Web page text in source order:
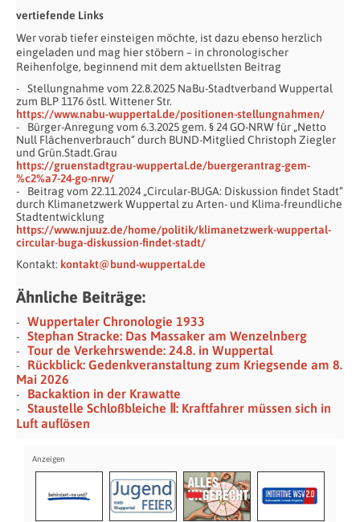
vertiefende Links
Wer vorab tiefer einsteigen möchte, ist dazu ebenso herzlich
eingeladen und mag hier stöbern – in chronologischer
Reihenfolge, beginnend mit dem aktuellsten Beitrag
Stellungnahme vom 22.8.2025 NaBu-Stadtverband Wuppertal
zum BLP 1176 östl. Wittener Str.
https://www.nabu-wuppertal.de/positionen-stellungnahmen/
Bürger-Anregung vom 6.3.2025 gem. § 24 GO-NRW für „Netto
Null Flächenverbrauch“ durch BUND-Mitglied Christoph Ziegler
und Grün.Stadt.Grau
https://gruenstadtgrau-wuppertal.de/buergerantrag-gem-
%c2%a7-24-go-nrw/
Beitrag vom 22.11.2024 „Circular-BUGA: Diskussion findet Stadt“
durch Klimanetzwerk Wuppertal zu Arten- und Klima-freundliche
Stadtentwicklung
https://www.njuuz.de/home/politik/klimanetzwerk-wuppertal-
circular-buga-diskussion-findet-stadt/
Kontakt: kontakt@bund-wuppertal.de
Ähnliche Beiträge:
Wuppertaler Chronologie 1933
Stephan Stracke: Das Massaker am Wenzelnberg
Tour de Verkehrswende: 24.8. in Wuppertal
Rückblick: Gedenkveranstaltung zum Kriegsende am 8.
Mai 2026
Backaktion in der Krawatte
Staustelle Schloßbleiche Ⅱ: Kraftfahrer müssen sich in
Luft auflösen